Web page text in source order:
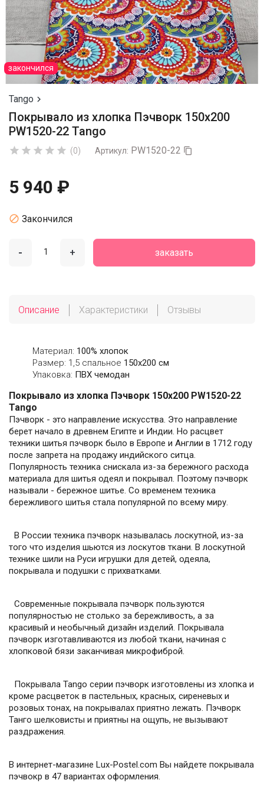
закончился
Tango 
Покрывало из хлопка Пэчворк 150х200
PW1520-22 Tango
     (0) Артикул: PW1520-22 
5 940 ₽
 Закончился
- + заказать
Описание Характеристики Отзывы
Материал: 100% хлопок
Размер: 1,5 спальное 150х200 см
Упаковка: ПВХ чемодан
Покрывало из хлопка Пэчворк 150х200 PW1520-22
Tango
Пэчворк - это направление искусства. Это направление
берет начало в древнем Египте и Индии. Но расцвет
техники шитья пэчворк было в Европе и Англии в 1712 году
после запрета на продажу индийского ситца.
Популярность техника снискала из-за бережного расхода
материала для шитья одеял и покрывал. Поэтому пэчворк
называли - бережное шитье. Со временем техника
бережливого шитья стала популярной по всему миру.
В России техника пэчворк называлась лоскутной, из-за
того что изделия шьются из лоскутов ткани. В лоскутной
технике шили на Руси игрушки для детей, одеяла,
покрывала и подушки с прихватками.
Современные покрывала пэчворк пользуются
популярностью не столько за бережливость, а за
красивый и необычный дизайн изделий. Покрывала
пэчворк изготавливаются из любой ткани, начиная с
хлопковой бязи заканчивая микрофиброй.
Покрывала Tango серии пэчворк изготовлены из хлопка и
кроме расцветок в пастельных, красных, сиреневых и
розовых тонах, на покрывалах приятно лежать. Пэчворк
Танго шелковисты и приятны на ощупь, не вызывают
раздражения.
В интернет-магазине Lux-Postel.com Вы найдете покрывала
пэчвокр в 47 вариантах оформления.